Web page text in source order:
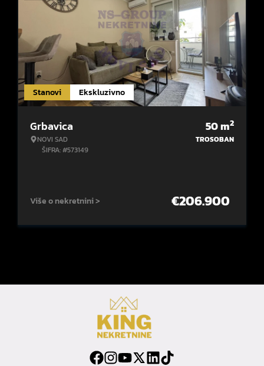
Stanovi Ekskluzivno
Grbavica
NOVI SAD
ŠIFRA: #573149
50m2
TROSOBAN
Više o nekretnini > €206.900